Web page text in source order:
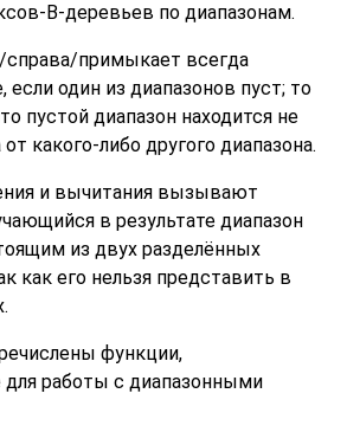
B-деревьев по диапазонам.
примыкает всегда
один из диапазонов пуст; то
пустой диапазон находится не
какого-либо другого диапазона.
и вычитания вызывают
в результате диапазон
из двух разделённых
как его нельзя представить в
функции,
для работы с диапазонными